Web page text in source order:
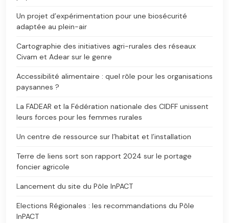
Un projet d’expérimentation pour une biosécurité
adaptée au plein-air
Cartographie des initiatives agri-rurales des réseaux
Civam et Adear sur le genre
Accessibilité alimentaire : quel rôle pour les organisations
paysannes ?
La FADEAR et la Fédération nationale des CIDFF unissent
leurs forces pour les femmes rurales
Un centre de ressource sur l’habitat et l’installation
Terre de liens sort son rapport 2024 sur le portage
foncier agricole
Lancement du site du Pôle InPACT
Elections Régionales : les recommandations du Pôle
InPACT